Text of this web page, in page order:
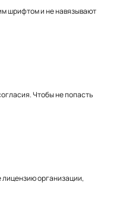
шрифтом и не навязывают
Чтобы не попасть
лицензию организации,